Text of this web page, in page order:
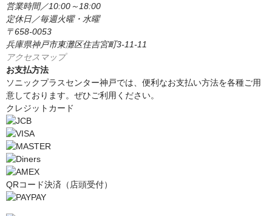
営業時間／10:00～18:00
定休日／毎週火曜・水曜
〒658-0053
兵庫県神戸市東灘区住吉宮町3-11-11
アクセスマップ
お支払方法
ソニックプラスセンター神戸では、便利なお支払い方法を各種ご用
意しております。ぜひご利用ください。
クレジットカード
QRコード決済（店頭受付）